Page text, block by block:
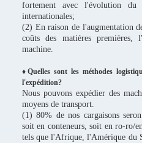
fortement avec l'évolution du
internationales;
(2) En raison de l'augmentation
coûts des matières
machine.
♦Quelles sont les méthodes
l'expédition?
Nous pouvons expédier des
moyens de transport.
(1) 80% de nos cargaisons
soit en conteneurs, soit en ro-ro/
tels que l'Afrique, l'Amérique du